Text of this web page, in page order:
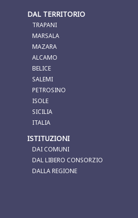
DAL TERRITORIO
TRAPANI
MARSALA
MAZARA
ALCAMO
BELICE
SALEMI
PETROSINO
ISOLE
SICILIA
ITALIA
ISTITUZIONI
DAI COMUNI
DAL LIBERO CONSORZIO
DALLA REGIONE